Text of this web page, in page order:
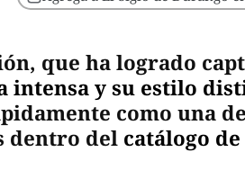
que ha logrado
intensa y su estilo
como una
dentro del catálogo de